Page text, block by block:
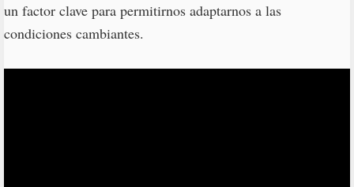
un factor clave para permitirnos adaptarnos a las
condiciones cambiantes.